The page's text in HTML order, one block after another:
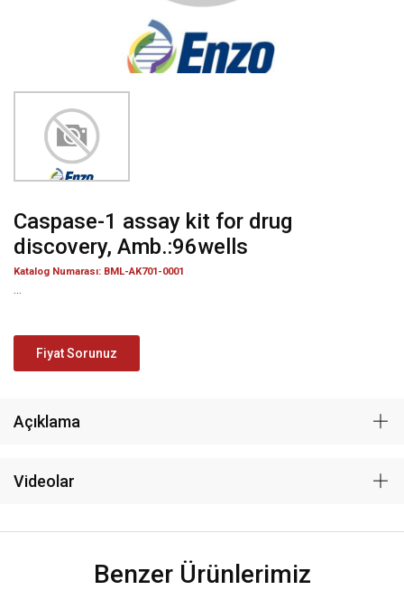
Caspase-1 assay kit for drug
discovery, Amb.:96wells
Katalog Numarası: BML-AK701-0001
Fiyat Sorunuz
Açıklama
Videolar
Benzer Ürünlerimiz